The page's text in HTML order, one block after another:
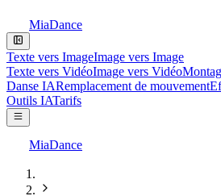
MiaDance
Texte vers ImageImage vers Image
Texte vers VidéoImage vers Vidéo
Danse IARemplacement de mouvement
Outils IATarifs
MiaDance